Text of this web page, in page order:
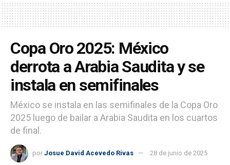
Copa Oro 2025: México
derrota a Arabia Saudita y se
instala en semifinales
México se instala en las semifinales de la Copa Oro
2025 luego de bailar a Arabia Saudita en los cuartos
de final.
por Josue David Acevedo Rivas 28 de junio de 2025